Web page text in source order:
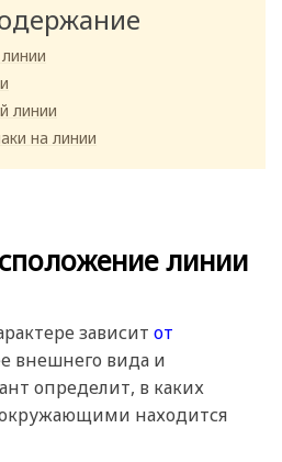
линии
на линии
линии
зависит от
внешнего вида и
определит, в каких
находится